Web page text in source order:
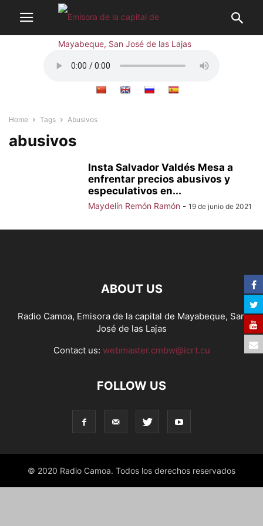
Home Tags Abusivos
abusivos
Insta Salvador Valdés Mesa a
enfrentar precios abusivos y
especulativos en...
Maydelín Remón Ramón - 19 de junio de 2021
ABOUT US
Radio Camoa, Emisora de la capital de Mayabeque, San
José de las Lajas
Contact us: webmaster.cmbw@icrt.cu
FOLLOW US
© 2020 Radio Camoa. Todos los derechos reservados